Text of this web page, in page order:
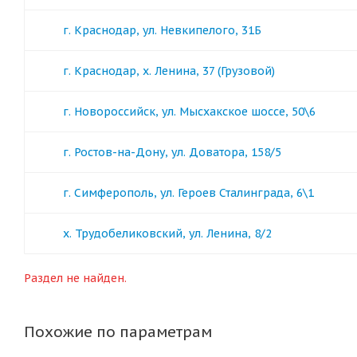
г. Краснодар, ул. Невкипелого, 31Б
г. Краснодар, х. Ленина, 37 (Грузовой)
г. Новороссийск, ул. Мысхакское шоссе, 50\6
г. Ростов-на-Дону, ул. Доватора, 158/5
г. Симферополь, ул. Героев Сталинграда, 6\1
х. Трудобеликовский, ул. Ленина, 8/2
Раздел не найден.
Похожие по параметрам